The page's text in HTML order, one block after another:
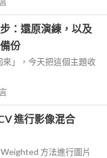
：還原演練，以及
份
」，今天把這個主題收
進行影像混合
方法進行圖片